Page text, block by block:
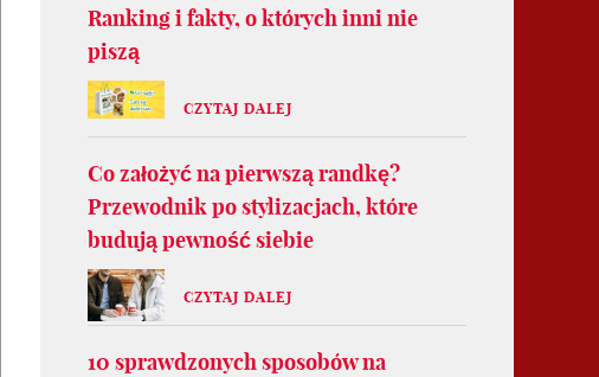
Ranking i fakty, o których inni nie
piszą
CZYTAJ DALEJ
Co założyć na pierwszą randkę?
Przewodnik po stylizacjach, które
budują pewność siebie
CZYTAJ DALEJ
10 sprawdzonych sposobów na